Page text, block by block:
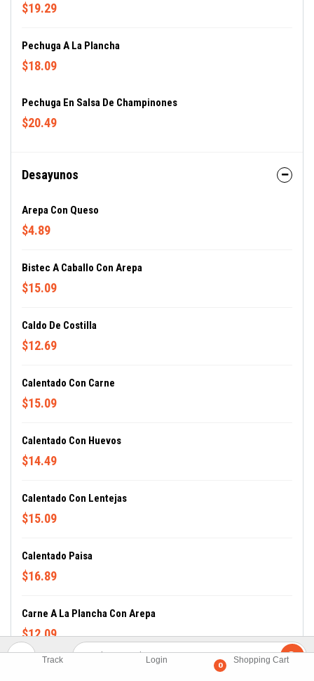
Track Login
0
Shopping Cart
$19.29
Pechuga A La Plancha
$18.09
Pechuga En Salsa De Champinones
$20.49
Desayunos
Arepa Con Queso
$4.89
Bistec A Caballo Con Arepa
$15.09
Caldo De Costilla
$12.69
Calentado Con Carne
$15.09
Calentado Con Huevos
$14.49
Calentado Con Lentejas
$15.09
Calentado Paisa
$16.89
Carne A La Plancha Con Arepa
$12.09